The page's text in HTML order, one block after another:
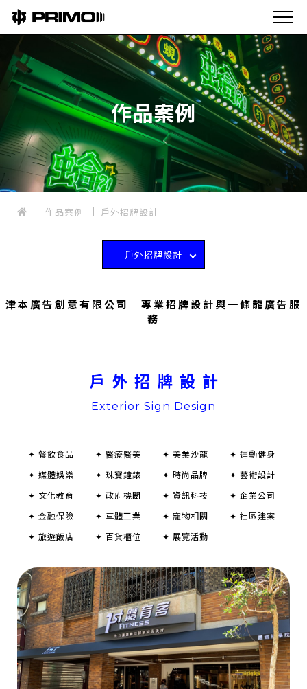
作品案例
作品案例 戶外招牌設計
戶外招牌設計
津本廣告創意有限公司｜專業招牌設計與一條龍廣告服
務
戶外招牌設計
Exterior Sign Design
✦ 餐飲食品 ✦ 醫療醫美 ✦ 美業沙龍
✦ 運動健身
✦ 媒體娛樂
✦ 珠寶鐘錶 ✦ 時尚品牌
✦ 藝術設計
✦ 文化教育
✦ 政府機關 ✦ 資訊科技
✦ 企業公司
✦ 金融保險
✦ 車體工業 ✦ 寵物相關
✦ 社區建案
✦ 旅遊飯店
✦ 百貨櫃位 ✦ 展覽活動